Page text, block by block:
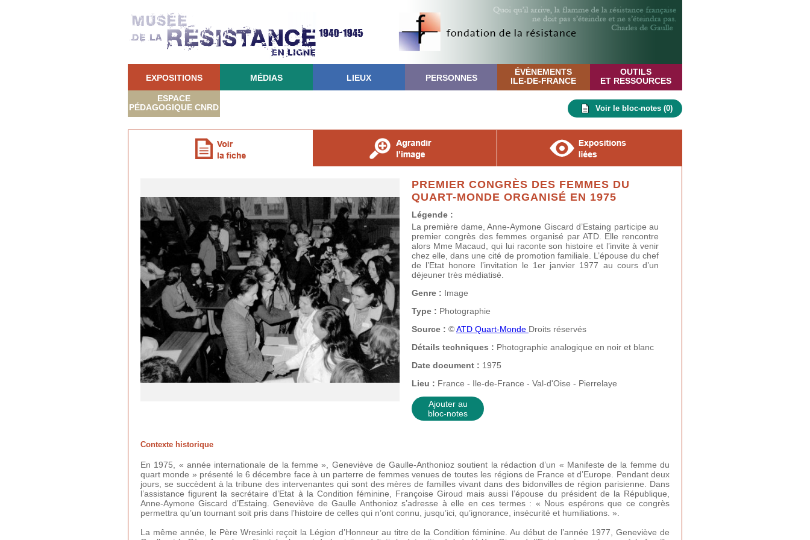
EXPOSITIONS MÉDIAS LIEUX PERSONNES
ÉVÈNEMENTS
ILE-DE-FRANCE
OUTILS
ET RESSOURCES
ESPACE
PÉDAGOGIQUE CNRD Voir le bloc-notes (0)
PREMIER CONGRÈS DES FEMMES DU
QUART-MONDE ORGANISÉ EN 1975
Légende :
La première dame, Anne-Aymone Giscard d’Estaing participe au
premier congrès des femmes organisé par ATD. Elle rencontre
alors Mme Macaud, qui lui raconte son histoire et l’invite à venir
chez elle, dans une cité de promotion familiale. L’épouse du chef
de l’Etat honore l’invitation le 1er janvier 1977 au cours d’un
déjeuner très médiatisé.
Genre : Image
Type : Photographie
Source : ©ATD Quart-Monde Droits réservés
Détails techniques : Photographie analogique en noir et blanc
Date document : 1975
Lieu : France - Ile-de-France - Val-d'Oise - Pierrelaye
Ajouter au
bloc-notes
Contexte historique
En 1975, « année internationale de la femme », Geneviève de Gaulle-Anthonioz soutient la rédaction d’un « Manifeste de la femme du
quart monde » présenté le 6 décembre face à un parterre de femmes venues de toutes les régions de France et d’Europe. Pendant deux
jours, se succèdent à la tribune des intervenantes qui sont des mères de familles vivant dans des bidonvilles de région parisienne. Dans
l’assistance figurent la secrétaire d’Etat à la Condition féminine, Françoise Giroud mais aussi l’épouse du président de la République,
Anne-Aymone Giscard d’Estaing. Geneviève de Gaulle Anthonioz s’adresse à elle en ces termes : « Nous espérons que ce congrès
permettra qu’un tournant soit pris dans l’histoire de celles qui n’ont connu, jusqu’ici, qu’ignorance, insécurité et humiliations. ».
La même année, le Père Wresinki reçoit la Légion d’Honneur au titre de la Condition féminine. Au début de l’année 1977, Geneviève de